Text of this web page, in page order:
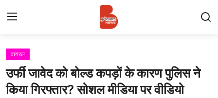
Contact
वायरल
उर्फी जावेद को बोल्ड कपड़ों के कारण पुलिस ने
किया गिरफ्तार? सोशल मीडिया पर वीडियो